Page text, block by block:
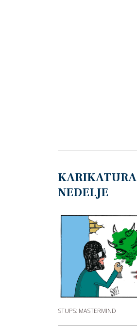
KARIKATURA
NEDELJE
STUPS: MASTERMIND